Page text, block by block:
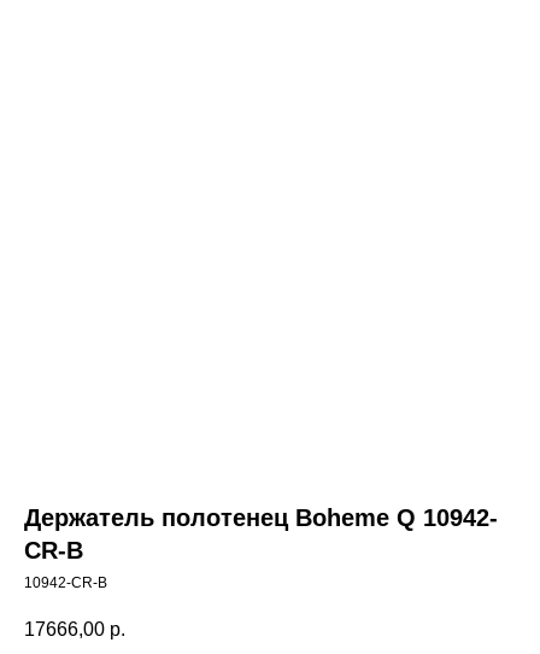
Держатель полотенец Boheme Q 10942-
CR-B
10942-CR-B
17666,00 р.